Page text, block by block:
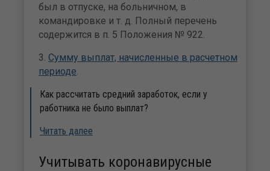
был в отпуске, на больничном, в
командировке и т. д. Полный перечень
содержится в п. 5 Положения № 922.
3. Сумму выплат, начисленные в расчетном
периоде
Как рассчитать средний заработок, если у
работника не было выплат?
Читать далее
Учитывать коронавирусные